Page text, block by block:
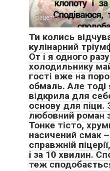
рецепти
Ти колись
кулінарний
От і я одного
холодильнику
гості вже на
обмаль. Але
відкрила для
основу для піци.
любовний роман
Тонке тісто,
насичений смак
справжній
і за 10 хвилин.
теж